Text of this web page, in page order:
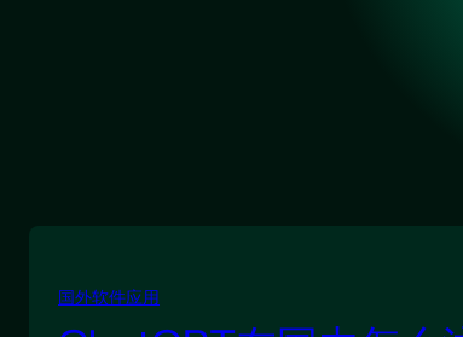
国外软件应用